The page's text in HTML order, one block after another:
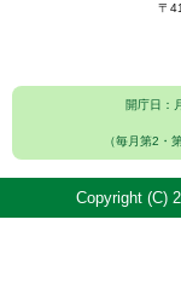
〒
開庁日：
（毎月第2・
Copyright (C)